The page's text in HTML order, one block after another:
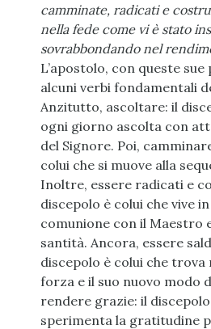
camminate, radicati e
nella fede come vi è stato
sovrabbondando nel
L’apostolo, con queste
alcuni verbi fondamentali
Anzitutto, ascoltare: il
ogni giorno ascolta con
del Signore. Poi,
colui che si muove alla
Inoltre, essere radicati e
discepolo è colui che vive
comunione con il Maestro
santità. Ancora, essere
discepolo è colui che trova
forza e il suo nuovo modo
rendere grazie: il
sperimenta la gratitudine